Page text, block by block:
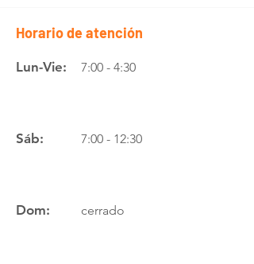
Horario de atención
Lun-Vie: 7:00 - 4:30
Sáb: 7:00 - 12:30
Dom: cerrado